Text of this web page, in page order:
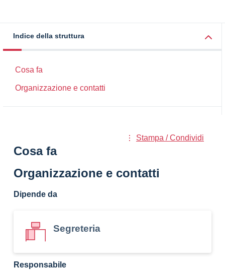
Indice della struttura
Cosa fa
Organizzazione e contatti
Stampa / Condividi
Cosa fa
Organizzazione e contatti
Dipende da
Segreteria
Responsabile